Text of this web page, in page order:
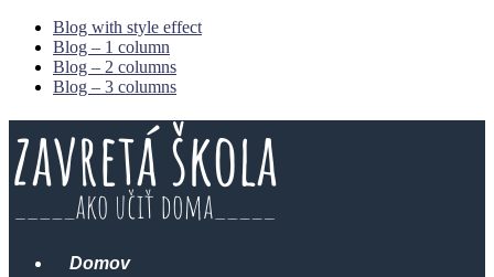
Blog with style effect
Blog – 1 column
Blog – 2 columns
Blog – 3 columns
Domov